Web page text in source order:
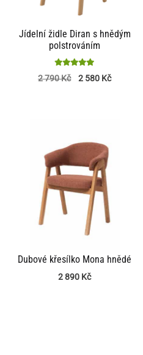
Jídelní židle Diran s hnědým
polstrováním
Hodnocení
2 790Kč 2 580 Kč
Dubové křesílko Mona hnědé
2 890 Kč